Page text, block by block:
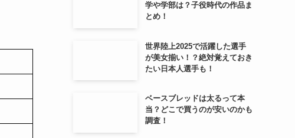
学や学部は？子役時代の作品ま
とめ！
世界陸上2025で活躍した選手
が美女揃い！？絶対覚えておき
たい日本人選手も！
ベースブレッドは太るって本
当？どこで買うのが安いのかも
調査！